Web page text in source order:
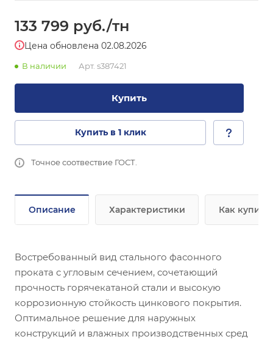
133 799 руб./тн
Цена обновлена 02.08.2026
В наличии Арт. s387421
Купить
Купить в 1 клик
Точное соотвествие ГОСТ.
Описание Характеристики Как купить
Востребованный вид стального фасонного
проката с угловым сечением, сочетающий
прочность горячекатаной стали и высокую
коррозионную стойкость цинкового покрытия.
Оптимальное решение для наружных
конструкций и влажных производственных сред